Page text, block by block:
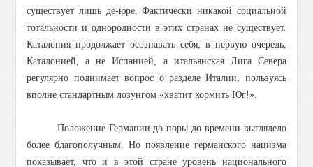
существует лишь де-юре. Фактически никакой социальной
тотальности и однородности в этих странах не существует.
Каталония продолжает осознавать себя, в первую очередь,
Каталонией, а не Испанией, а итальянская Лига Севера
регулярно поднимает вопрос о разделе Италии, пользуясь
вполне стандартным лозунгом «хватит кормить Юг!».
Положение Германии до поры до времени выглядело
более благополучным. Но появление германского нацизма
показывает, что и в этой стране уровень национального